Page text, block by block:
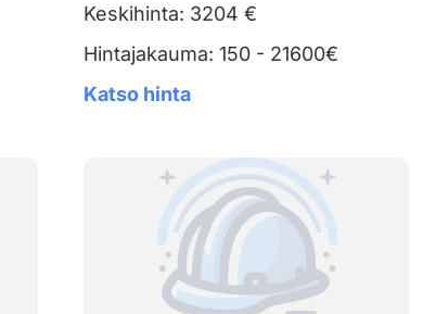
Keskihinta: 3204 €
Hintajakauma: 150 - 21600€
Katso hinta